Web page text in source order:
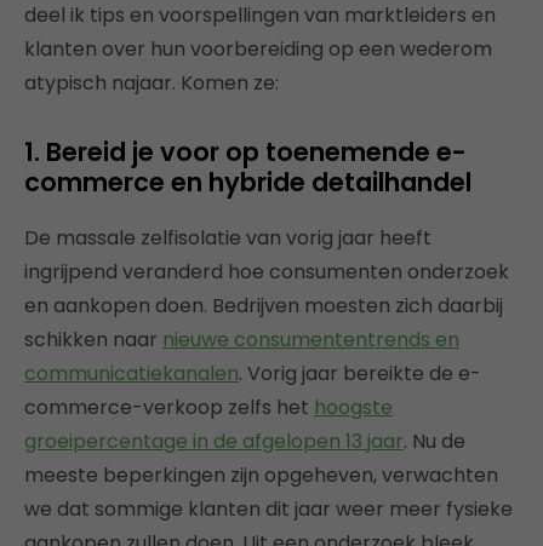
deel ik tips en voorspellingen van marktleiders en
klanten over hun voorbereiding op een wederom
atypisch najaar. Komen ze:
1. Bereid je voor op toenemende e-
commerce en hybride detailhandel
De massale zelfisolatie van vorig jaar heeft
ingrijpend veranderd hoe consumenten onderzoek
en aankopen doen. Bedrijven moesten zich daarbij
schikken naar nieuwe consumententrends en
communicatiekanalen. Vorig jaar bereikte de e-
commerce-verkoop zelfs het hoogste
groeipercentage in de afgelopen 13 jaar. Nu de
meeste beperkingen zijn opgeheven, verwachten
we dat sommige klanten dit jaar weer meer fysieke